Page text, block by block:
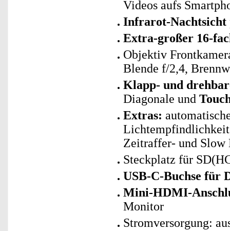
Videos aufs
Infrarot-Nachtsicht
Extra-großer 16-
Objektiv
Blende f/2,4,
Klapp- und
Diagonale und
Extras:
Zeitraffer- und
Steckplatz für
USB-C-Buchse für
Mini-HDMI-
Monitor
Stromversorgung: